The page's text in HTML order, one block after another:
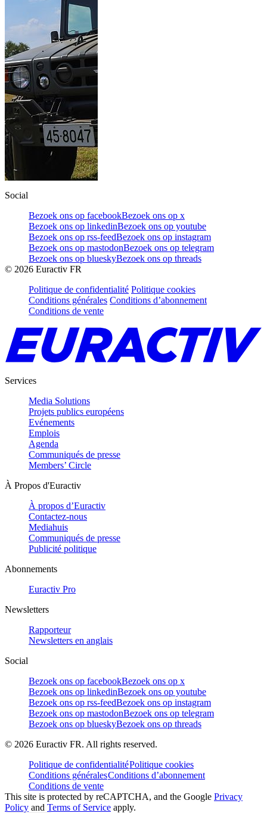
Social
Bezoek ons op facebookBezoek ons op x
Bezoek ons op linkedinBezoek ons op youtube
Bezoek ons op rss-feedBezoek ons op instagram
Bezoek ons op mastodonBezoek ons op telegram
Bezoek ons op blueskyBezoek ons op threads
© 2026 Euractiv FR
Politique de confidentialité Politique cookies
Conditions générales Conditions d’abonnement
Conditions de vente
Services
Media Solutions
Projets publics européens
Evénements
Emplois
Agenda
Communiqués de presse
Members’ Circle
À Propos d'Euractiv
À propos d’Euractiv
Contactez-nous
Mediahuis
Communiqués de presse
Publicité politique
Abonnements
Euractiv Pro
Newsletters
Rapporteur
Newsletters en anglais
Social
Bezoek ons op facebookBezoek ons op x
Bezoek ons op linkedinBezoek ons op youtube
Bezoek ons op rss-feedBezoek ons op instagram
Bezoek ons op mastodonBezoek ons op telegram
Bezoek ons op blueskyBezoek ons op threads
© 2026 Euractiv FR. All rights reserved.
Politique de confidentialitéPolitique cookies
Conditions généralesConditions d’abonnement
Conditions de vente
This site is protected by reCAPTCHA, and the Google Privacy
Policy and Terms of Service apply.